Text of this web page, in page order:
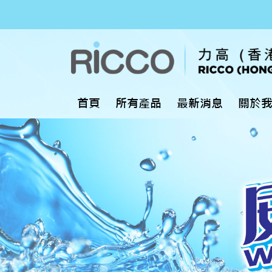
首頁 所有產品 最新消息 關於